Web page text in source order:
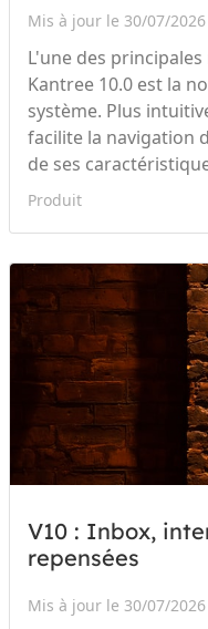
Mis à jour le 30/07/
L'une des
Kantree 10.0 est la
système. Plus
facilite la navigation
de ses
Produit
V10 : Inbox,
repensées
Mis à jour le 30/07/